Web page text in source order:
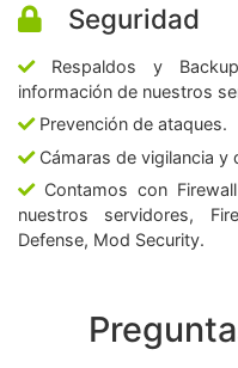
Seguridad
Respaldos y
información de nuestros
Prevención de ataques.
Cámaras de vigilancia y
Contamos con
nuestros servidores,
Defense, Mod Security.